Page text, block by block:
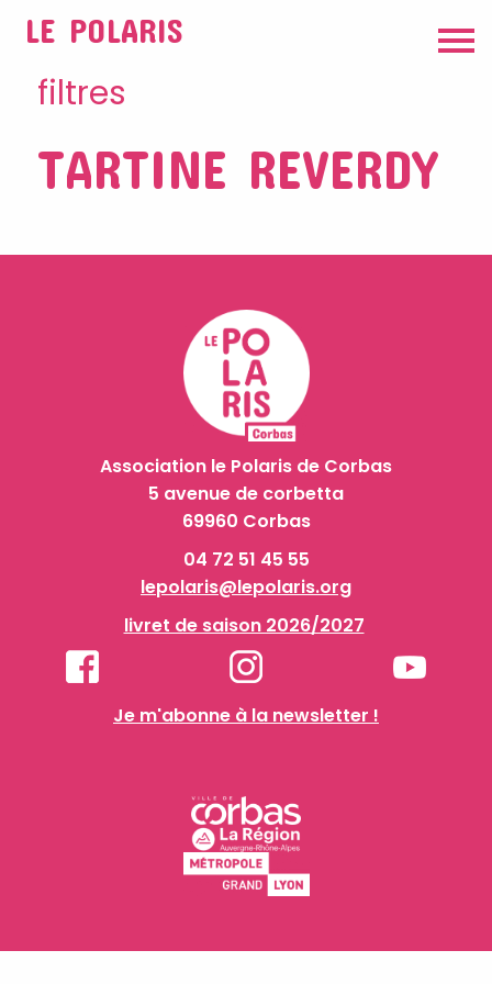
LE POLARIS
filtres
TARTINE REVERDY
Association le Polaris de Corbas
5 avenue de corbetta
69960 Corbas
04 72 51 45 55
lepolaris@lepolaris.org
livret de saison 2026/2027
Je m'abonne à la newsletter !